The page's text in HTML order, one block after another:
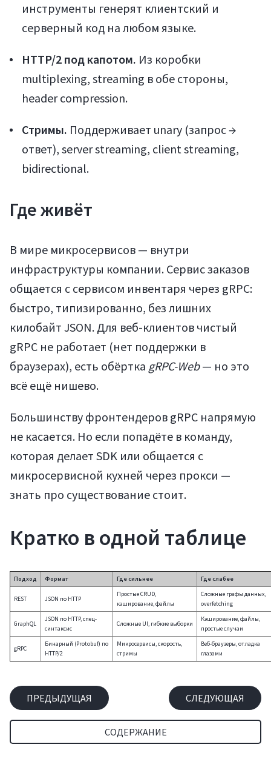
Войти
Регистрация
инструменты генерят клиентский и
серверный код на любом языке.
HTTP/2 под капотом. Из коробки
multiplexing, streaming в обе стороны,
header compression.
Стримы. Поддерживает unary (запрос →
ответ), server streaming, client streaming,
bidirectional.
Где живёт
В мире микросервисов — внутри
инфраструктуры компании. Сервис заказов
общается с сервисом инвентаря через gRPC:
быстро, типизированно, без лишних
килобайт JSON. Для веб-клиентов чистый
gRPC не работает (нет поддержки в
браузерах), есть обёртка gRPC-Web— но это
всё ещё нишево.
Большинству фронтендеров gRPC напрямую
не касается. Но если попадёте в команду,
которая делает SDK или общается с
микросервисной кухней через прокси —
знать про существование стоит.
Кратко в одной таблице
Подход Формат Где сильнее Где слабее
REST JSON по HTTP
Простые CRUD,
кэширование, файлы
Сложные графы данных,
overfetching
GraphQL
JSON по HTTP, спец-
синтаксис
Сложные UI, гибкие выборки
Кэширование, файлы,
простые случаи
gRPC
Бинарный (Protobuf) по
HTTP/2
Микросервисы, скорость,
стримы
Веб-браузеры, отладка
глазами
ПРЕДЫДУЩАЯ СЛЕДУЮЩАЯ
СОДЕРЖАНИЕ